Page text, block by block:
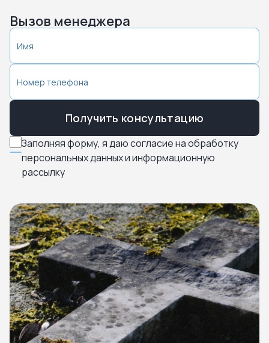
Вызов менеджера
Заполняя форму, я даю согласие на обработку
персональных данных и информационную
рассылку
Получить консультацию